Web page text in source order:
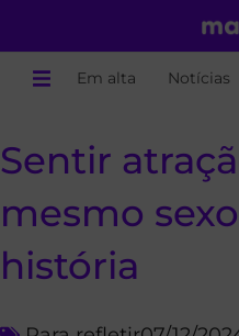
Em alta Notícias
Sentir
mesmo
história